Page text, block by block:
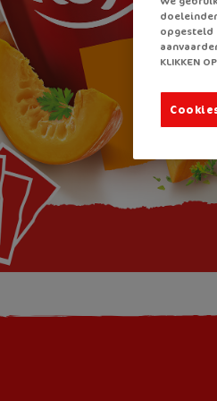
opgesteld
KLIKKEN